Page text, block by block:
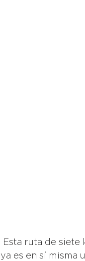
ya es en sí misma